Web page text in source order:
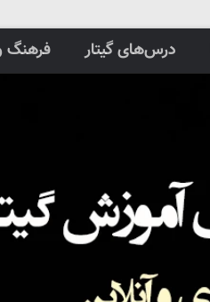
درس‌های گیتار فرهنگ